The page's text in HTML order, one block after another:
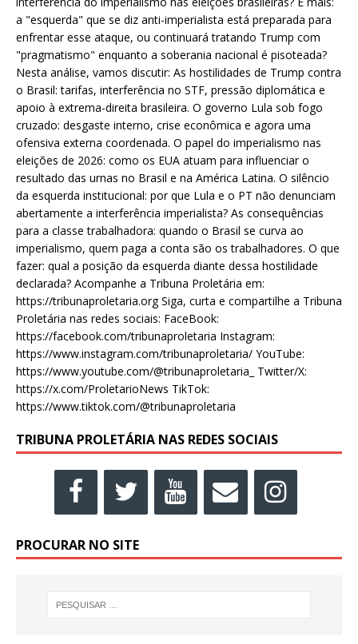
a "esquerda" que se diz anti-imperialista está preparada para
enfrentar esse ataque, ou continuará tratando Trump com
"pragmatismo" enquanto a soberania nacional é pisoteada?
Nesta análise, vamos discutir: As hostilidades de Trump contra
o Brasil: tarifas, interferência no STF, pressão diplomática e
apoio à extrema-direita brasileira. O governo Lula sob fogo
cruzado: desgaste interno, crise econômica e agora uma
ofensiva externa coordenada. O papel do imperialismo nas
eleições de 2026: como os EUA atuam para influenciar o
resultado das urnas no Brasil e na América Latina. O silêncio
da esquerda institucional: por que Lula e o PT não denunciam
abertamente a interferência imperialista? As consequências
para a classe trabalhadora: quando o Brasil se curva ao
imperialismo, quem paga a conta são os trabalhadores. O que
fazer: qual a posição da esquerda diante dessa hostilidade
declarada? Acompanhe a Tribuna Proletária em:
https://tribunaproletaria.org Siga, curta e compartilhe a Tribuna
Proletária nas redes sociais: FaceBook:
https://facebook.com/tribunaproletaria Instagram:
https://www.instagram.com/tribunaproletaria/ YouTube:
https://www.youtube.com/@tribunaproletaria_ Twitter/X:
https://x.com/ProletarioNews TikTok:
https://www.tiktok.com/@tribunaproletaria
TRIBUNA PROLETÁRIA NAS REDES SOCIAIS
PROCURAR NO SITE